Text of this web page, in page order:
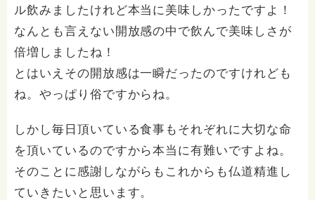
ル飲みましたけれど本当に美味しかったですよ！
なんとも言えない開放感の中で飲んで美味しさが
倍増しましたね！
とはいえその開放感は一瞬だったのですけれども
ね。やっぱり俗ですからね。
しかし毎日頂いている食事もそれぞれに大切な命
を頂いているのですから本当に有難いですよね。
そのことに感謝しながらもこれからも仏道精進し
ていきたいと思います。